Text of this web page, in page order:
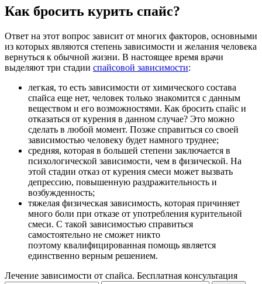
Как бросить курить спайс?
Ответ на этот вопрос зависит от многих факторов, основными
из которых являются степень зависимости и желания человека
вернуться к обычной жизни. В настоящее время врачи
выделяют три стадии спайсовой зависимости:
легкая, то есть зависимости от химического состава
спайса еще нет, человек только знакомится с данным
веществом и его возможностями. Как бросить спайс и
отказаться от курения в данном случае? Это можно
сделать в любой момент. Позже справиться со своей
зависимостью человеку будет намного труднее;
средняя, которая в большей степени заключается в
психологической зависимости, чем в физической. На
этой стадии отказ от курения смеси может вызвать
депрессию, повышенную раздражительность и
возбужденность;
тяжелая физическая зависимость, которая причиняет
много боли при отказе от употребления курительной
смеси. С такой зависимостью справиться
самостоятельно не сможет никто
поэтому квалифицированная помощь является
единственно верным решением.
Лечение зависимости от спайса. Бесплатная консультация